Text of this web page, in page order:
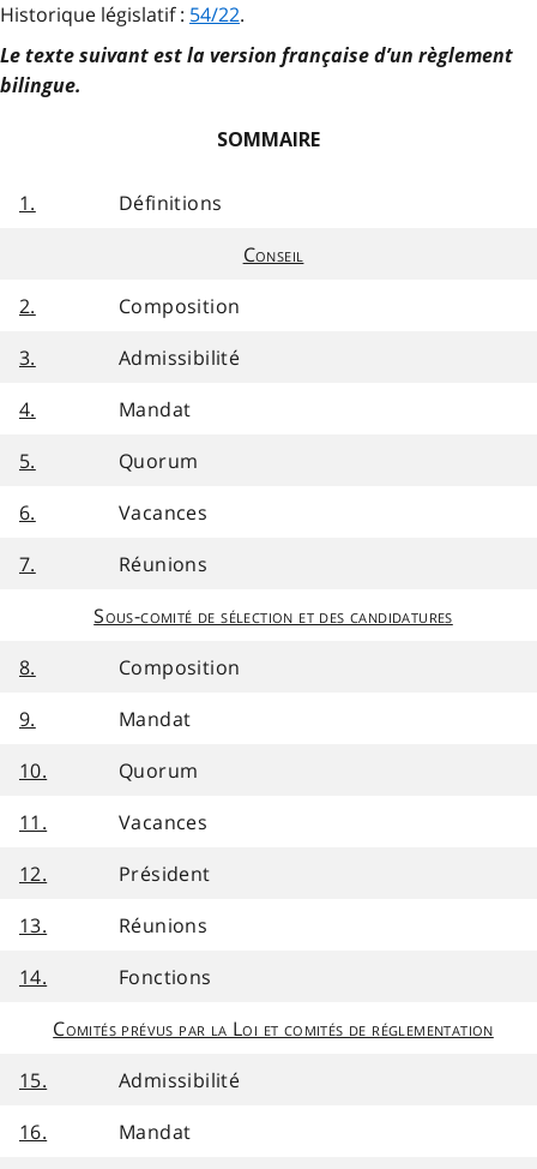
Historique législatif : 54/22.
Le texte suivant est la version française d’un règlement
bilingue.
SOMMAIRE
1.
Définitions
Conseil
2.
Composition
3.
Admissibilité
4.
Mandat
5.
Quorum
6.
Vacances
7.
Réunions
Sous-comité de sélection et des candidatures
8.
Composition
9.
Mandat
10.
Quorum
11.
Vacances
12.
Président
13.
Réunions
14.
Fonctions
Comités prévus par la Loi et comités de réglementation
15.
Admissibilité
16.
Mandat